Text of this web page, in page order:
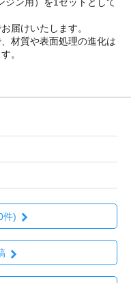
届けいたします。
材質や表面処理の進化は
。
件)